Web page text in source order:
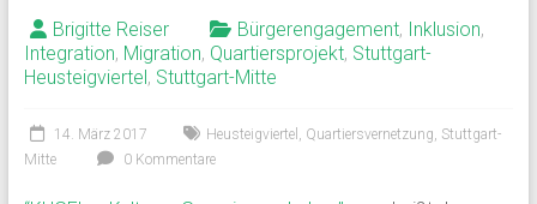
Brigitte Reiser Bürgerengagement, Inklusion,
Integration, Migration, Quartiersprojekt, Stuttgart-
Heusteigviertel , Stuttgart-Mitte
14. März 2017 Heusteigviertel , Quartiersvernetzung, Stuttgart-
Mitte
0 Kommentare